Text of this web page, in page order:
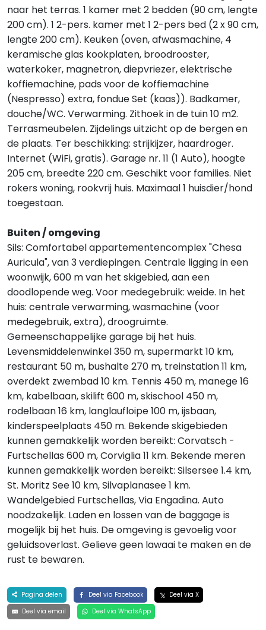
naar het terras. 1 kamer met 2 bedden (90 cm, lengte
200 cm). 1 2-pers. kamer met 1 2-pers bed (2 x 90 cm,
lengte 200 cm). Keuken (oven, afwasmachine, 4
keramische glas kookplaten, broodrooster,
waterkoker, magnetron, diepvriezer, elektrische
koffiemachine, pads voor de koffiemachine
(Nespresso) extra, fondue Set (kaas)). Badkamer,
douche/WC. Verwarming. Zithoek in de tuin 10 m2.
Terrasmeubelen. Zijdelings uitzicht op de bergen en
de plaats. Ter beschikking: strijkijzer, haardroger.
Internet (WiFi, gratis). Garage nr. 11 (1 Auto), hoogte
205 cm, breedte 220 cm. Geschikt voor families. Niet
rokers woning, rookvrij huis. Maximaal 1 huisdier/hond
toegestaan.
Buiten / omgeving
Sils: Comfortabel appartementencomplex "Chesa
Auricula", van 3 verdiepingen. Centrale ligging in een
woonwijk, 600 m van het skigebied, aan een
doodlopende weg. Voor medegebruik: weide. In het
huis: centrale verwarming, wasmachine (voor
medegebruik, extra), droogruimte.
Gemeenschappelijke garage bij het huis.
Levensmiddelenwinkel 350 m, supermarkt 10 km,
restaurant 50 m, bushalte 270 m, treinstation 11 km,
overdekt zwembad 10 km. Tennis 450 m, manege 16
km, kabelbaan, skilift 600 m, skischool 450 m,
rodelbaan 16 km, langlaufloipe 100 m, ijsbaan,
kinderspeelplaats 450 m. Bekende skigebieden
kunnen gemakkelijk worden bereikt: Corvatsch -
Furtschellas 600 m, Corviglia 11 km. Bekende meren
kunnen gemakkelijk worden bereikt: Silsersee 1.4 km,
St. Moritz See 10 km, Silvaplanasee 1 km.
Wandelgebied Furtschellas, Via Engadina. Auto
noodzakelijk. Laden en lossen van de baggage is
mogelijk bij het huis. De omgeving is gevoelig voor
geluidsoverlast. Gelieve geen lawaai te maken en de
rust te bewaren.
Pagina delen Deel via Facebook
Deel via X
Deel via email
Deel via WhatsApp